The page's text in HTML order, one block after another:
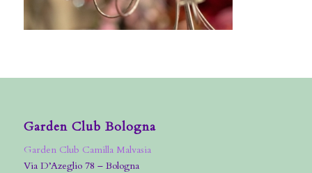
Garden Club Bologna
Garden Club Camilla Malvasia
Via D’Azeglio 78 – Bologna